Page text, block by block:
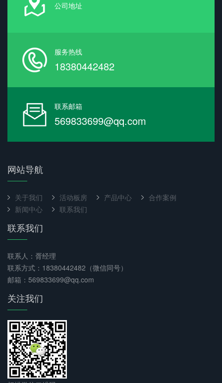
公司地址
服务热线
18380442482
联系邮箱
569833699@qq.com
网站导航
关于我们 活动板房 产品中心
合作案例
新闻中心
联系我们
联系我们
联系人：胥经理
联系方式：18380442482（微信同号）
邮箱：569833699@qq.com
关注我们